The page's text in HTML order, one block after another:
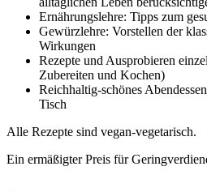
Ernährungslehre: Tipps zum
Gewürzlehre: Vorstellen der
Wirkungen
Rezepte und Ausprobieren
Zubereiten und Kochen)
Reichhaltig-schönes
Tisch
Alle Rezepte sind vegan-vegetarisch.
Ein ermäßigter Preis für